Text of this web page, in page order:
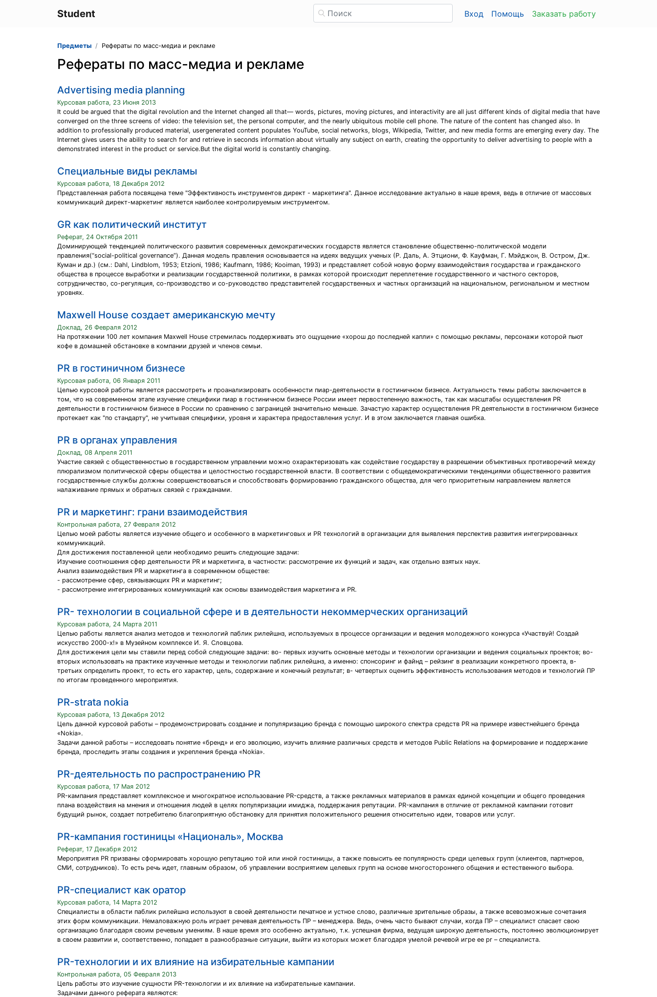
Student Вход Помощь Заказать работу
Предметы Рефераты по масс-медиа и рекламе
Рефераты по масс-медиа и рекламе
Advertising media planning
Курсовая работа, 23 Июня 2013
It could be argued that the digital revolution and the Internet changed all that— words, pictures, moving pictures, and interactivity are all just different kinds of digital media that have
converged on the three screens of video: the television set, the personal computer, and the nearly ubiquitous mobile cell phone. The nature of the content has changed also. In
addition to professionally produced material, usergenerated content populates YouTube, social networks, blogs, Wikipedia, Twitter, and new media forms are emerging every day. The
Internet gives users the ability to search for and retrieve in seconds information about virtually any subject on earth, creating the opportunity to deliver advertising to people with a
demonstrated interest in the product or service.But the digital world is constantly changing.
Cпециальные виды рекламы
Курсовая работа, 18 Декабря 2012
Представленная работа посвящена теме "Эффективность инструментов директ - маркетинга". Данное исследование актуально в наше время, ведь в отличие от массовых
коммуникаций директ-маркетинг является наиболее контролируемым инструментом.
GR как политический институт
Реферат, 24 Октября 2011
Доминирующей тенденцией политического развития современных демократических государств является становление общественно-политической модели
правления(“social-political governance”). Данная модель правления основывается на идеях ведущих ученых (Р. Даль, А. Этциони, Ф. Кауфман, Г. Мэйджон, В. Остром, Дж.
Куман и др.) (см.: Dahl, Lindblom, 1953; Etzioni, 1986; Kaufmann, 1986; Kooiman, 1993) и представляет собой новую форму взаимодействия государства и гражданского
общества в процессе выработки и реализации государственной политики, в рамках которой происходит переплетение государственного и частного секторов,
сотрудничество, со-регуляция, со-производство и со-руководство представителей государственных и частных организаций на национальном, региональном и местном
уровнях.
Maxwell House создает американскую мечту
Доклад, 26 Февраля 2012
На протяжении 100 лет компания Maxwell House стремилась поддерживать это ощущение «хорош до последней капли» с помощью рекламы, персонажи которой пьют
кофе в домашней обстановке в компании друзей и членов семьи.
PR в гостиничном бизнесе
Курсовая работа, 06 Января 2011
Целью курсовой работы является рассмотреть и проанализировать особенности пиар-деятельности в гостиничном бизнесе. Актуальность темы работы заключается в
том, что на современном этапе изучение специфики пиар в гостиничном бизнесе России имеет первостепенную важность, так как масштабы осуществления PR
деятельности в гостиничном бизнесе в России по сравнению с заграницей значительно меньше. Зачастую характер осуществления PR деятельности в гостиничном бизнесе
протекает как "по стандарту", не учитывая специфики, уровня и характера предоставления услуг. И в этом заключается главная ошибка.
PR в органах управления
Доклад, 08 Апреля 2011
Участие связей с общественностью в государственном управлении можно охарактеризовать как содействие государству в разрешении объективных противоречий между
плюрализмом политической сферы общества и целостностью государственной власти. В соответствии с общедемократическими тенденциями общественного развития
государственные службы должны совершенствоваться и способствовать формированию гражданского общества, для чего приоритетным направлением является
налаживание прямых и обратных связей с гражданами.
PR и маркетинг: грани взаимодействия
Контрольная работа, 27 Февраля 2012
Целью моей работы является изучение общего и особенного в маркетинговых и PR технологий в организации для выявления перспектив развития интегрированных
коммуникаций.
Для достижения поставленной цели необходимо решить следующие задачи:
Изучение соотношения сфер деятельности PR и маркетинга, в частности: рассмотрение их функций и задач, как отдельно взятых наук.
Анализ взаимодействия PR и маркетинга в современном обществе:
- рассмотрение сфер, связывающих PR и маркетинг;
- рассмотрение интегрированных коммуникаций как основы взаимодействия маркетинга и PR.
PR- технологии в социальной сфере и в деятельности некоммерческих организаций
Курсовая работа, 24 Марта 2011
Целью работы является анализ методов и технологий паблик рилейшнз, используемых в процессе организации и ведения молодежного конкурса «Участвуй! Создай
искусство 2000-х!» в Музейном комплексе И. Я. Словцова.
Для достижения цели мы ставили перед собой следующие задачи: во- первых изучить основные методы и технологии организации и ведения социальных проектов; во-
вторых использовать на практике изученные методы и технологии паблик рилейшнз, а именно: спонсоринг и файнд – рейзинг в реализации конкретного проекта, в-
третьих определить проект, то есть его характер, цель, содержание и конечный результат; в- четвертых оценить эффективность использования методов и технологий ПР
по итогам проведенного мероприятия.
PR-strata nokia
Курсовая работа, 13 Декабря 2012
Цель данной курсовой работы – продемонстрировать создание и популяризацию бренда с помощью широкого спектра средств PR на примере известнейшего бренда
«Nokia».
Задачи данной работы – исследовать понятие «бренд» и его эволюцию, изучить влияние различных средств и методов Public Relations на формирование и поддержание
бренда, проследить этапы создания и укрепления бренда «Nokia».
PR-деятельность по распространению PR
Курсовая работа, 17 Мая 2012
PR-кампания представляет комплексное и многократное использование РR-средств, а также рекламных материалов в рамках единой концепции и общего проведения
плана воздействия на мнения и отношения людей в целях популяризации имиджа, поддержания репутации. РR-кампания в отличие от рекламной кампании готовит
будущий рынок, создает потребителю благоприятную обстановку для принятия положительного решения относительно идеи, товаров или услуг.
PR-кампания гостиницы «Националь», Москва
Реферат, 17 Декабря 2012
Мероприятия PR призваны сформировать хорошую репутацию той или иной гостиницы, а также повысить ее популярность среди целевых групп (клиентов, партнеров,
СМИ, сотрудников). То есть речь идет, главным образом, об управлении восприятием целевых групп на основе многостороннего общения и естественного выбора.
PR-специалист как оратор
Курсовая работа, 14 Марта 2012
Специалисты в области паблик рилейшнз используют в своей деятельности печатное и устное слово, различные зрительные образы, а также всевозможные сочетания
этих форм коммуникации. Немаловажную роль играет речевая деятельность ПР – менеджера. Ведь, очень часто бывают случаи, когда ПР – специалист спасает свою
организацию благодаря своим речевым умениям. В наше время это особенно актуально, т.к. успешная фирма, ведущая широкую деятельность, постоянно эволюционирует
в своем развитии и, соответственно, попадает в разнообразные ситуации, выйти из которых может благодаря умелой речевой игре ее pr – специалиста.
PR-технологии и их влияние на избирательные кампании
Контрольная работа, 05 Февраля 2013
Цель работы это изучение сущности PR-технологии и их влияние на избирательные кампании.
Задачами данного реферата являются: